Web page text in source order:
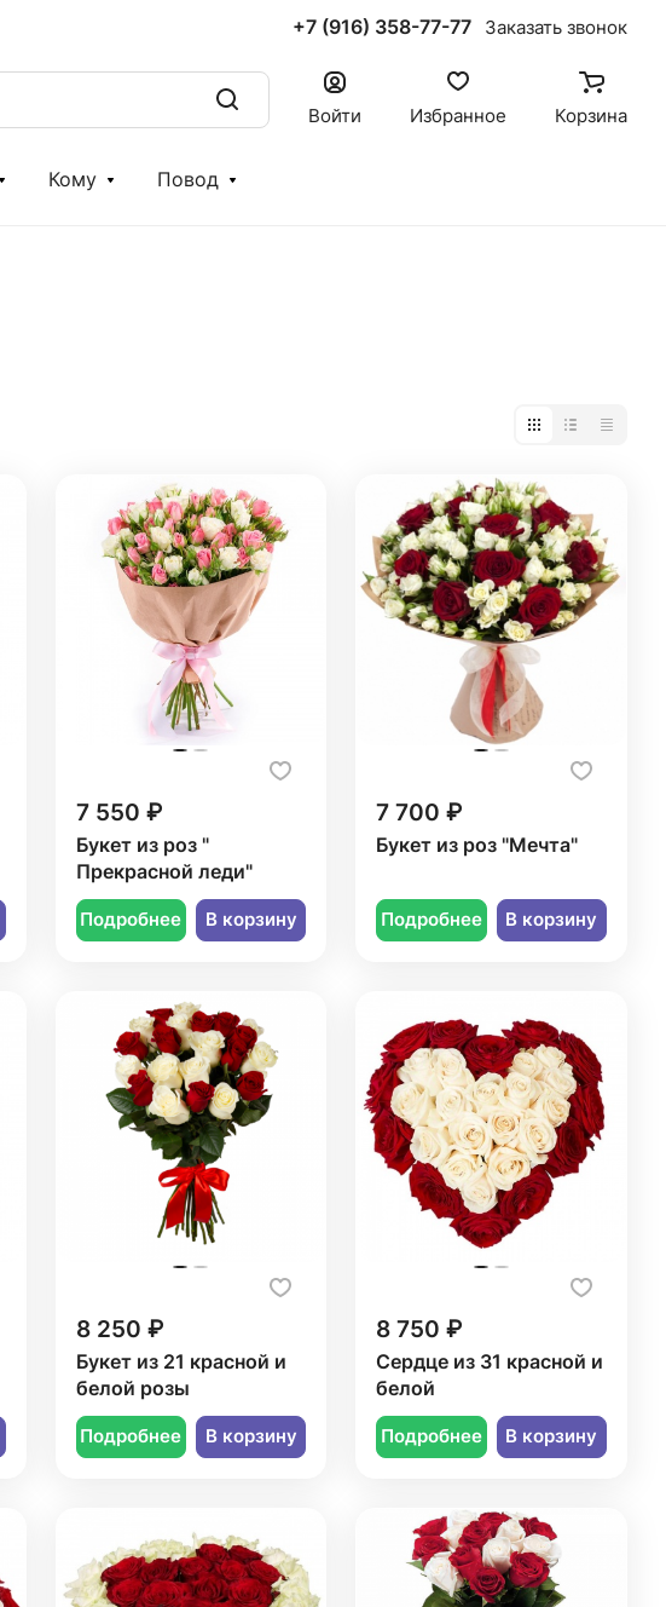
+7 (916) 358-77-77 Заказать звонок
Войти Избранное Корзина
Кому Повод
7 550 ₽
Букет из роз "
Прекрасной леди"
Подробнее В корзину
7 700 ₽
Букет из роз "Мечта"
Подробнее В корзину
8 250 ₽
Букет из 21 красной и
белой розы
Подробнее В корзину
8 750 ₽
Сердце из 31 красной и
белой
Подробнее В корзину